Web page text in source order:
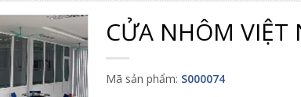
CỬA NHÔM VIỆT
Mã sản phẩm: S000074